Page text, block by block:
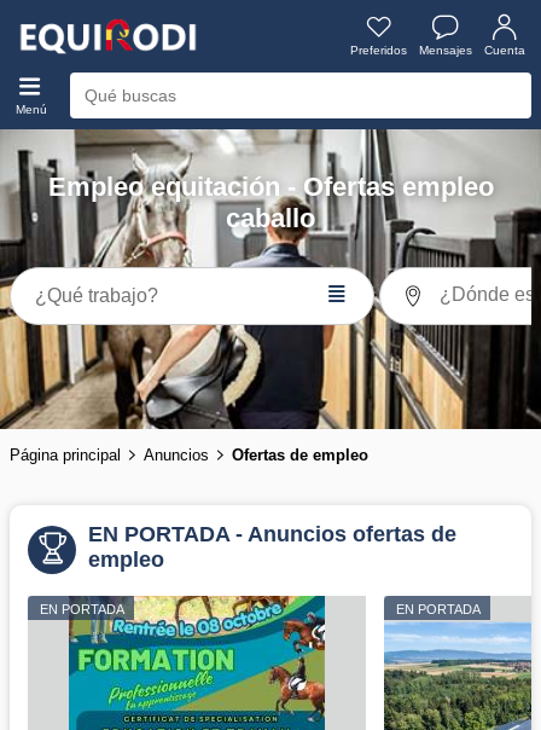
Preferidos Mensajes Cuenta
Menú
Empleo equitación - Ofertas empleo
caballo
¿Qué trabajo? ≣
Página principal Anuncios Ofertas de empleo
EN PORTADA - Anuncios ofertas de
empleo
EN PORTADA EN PORTADA